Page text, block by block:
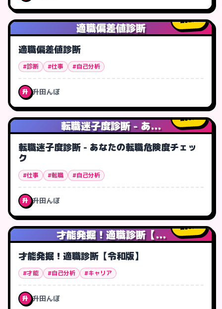
適職偏差値診断
2人
適職偏差値診断
#診断 #仕事 #自己分析
升 升田んぼ
転職迷子度診断 - あ...
0人
転職迷子度診断 - あなたの転職危険度チェッ
ク
#仕事 #転職 #自己分析
升 升田んぼ
才能発掘！適職診断【...
6人
才能発掘！適職診断【令和版】
#才能 #自己分析 #キャリア
升 升田んぼ